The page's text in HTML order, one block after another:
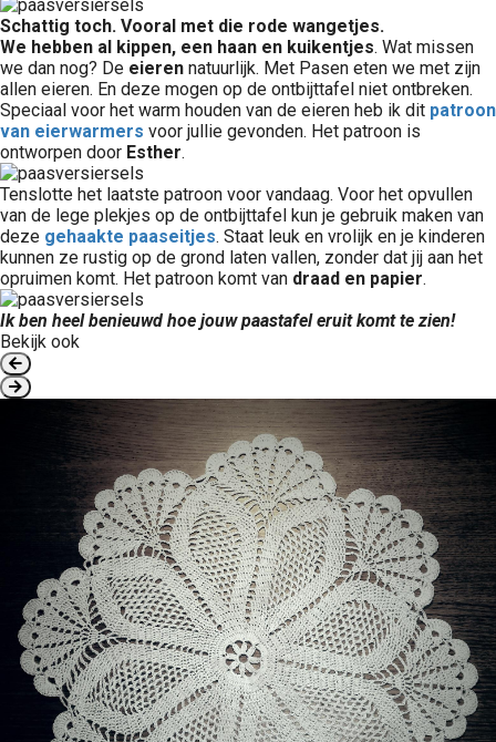
Schattig toch. Vooral met die rode wangetjes.
We hebben al kippen, een haan en kuikentjes. Wat missen
we dan nog? De eieren natuurlijk. Met Pasen eten we met zijn
allen eieren. En deze mogen op de ontbijttafel niet ontbreken.
Speciaal voor het warm houden van de eieren heb ik dit patroon
van eierwarmers voor jullie gevonden. Het patroon is
ontworpen door Esther.
Tenslotte het laatste patroon voor vandaag. Voor het opvullen
van de lege plekjes op de ontbijttafel kun je gebruik maken van
deze gehaakte paaseitjes. Staat leuk en vrolijk en je kinderen
kunnen ze rustig op de grond laten vallen, zonder dat jij aan het
opruimen komt. Het patroon komt van draad en papier.
Ik ben heel benieuwd hoe jouw paastafel eruit komt te zien!
Bekijk ook